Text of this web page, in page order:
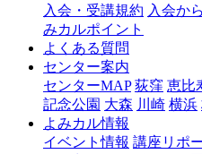
入会・受講規約 入会か
みカルポイント
よくある質問
センター案内
センターMAP 荻窪 恵比
記念公園 大森 川崎 横浜
よみカル情報
イベント情報 講座リポ